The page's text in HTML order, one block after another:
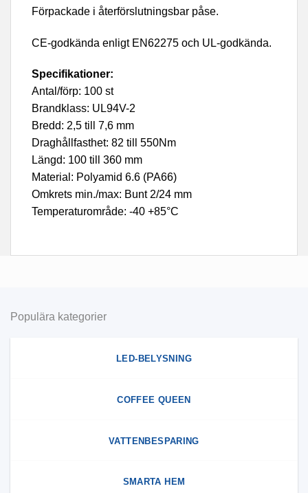
Förpackade i återförslutningsbar påse.
CE-godkända enligt EN62275 och UL-godkända.
Specifikationer:
Antal/förp: 100 st
Brandklass: UL94V-2
Bredd: 2,5 till 7,6 mm
Draghållfasthet: 82 till 550Nm
Längd: 100 till 360 mm
Material: Polyamid 6.6 (PA66)
Omkrets min./max: Bunt 2/24 mm
Temperaturområde: -40 +85°C
Populära kategorier
LED-BELYSNING
COFFEE QUEEN
VATTENBESPARING
SMARTA HEM